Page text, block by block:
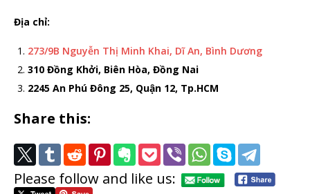
Địa chỉ:
273/9B Nguyễn Thị Minh Khai, Dĩ An, Bình Dương
310 Đồng Khởi, Biên Hòa, Đồng Nai
2245 An Phú Đông 25, Quận 12, Tp.HCM
Share this:
Please follow and like us: